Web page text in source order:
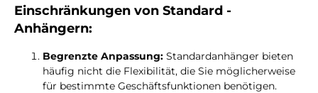
Einschränkungen von Standard -
Anhängern:
Begrenzte Anpassung: Standardanhänger bieten
häufig nicht die Flexibilität, die Sie möglicherweise
für bestimmte Geschäftsfunktionen benötigen.